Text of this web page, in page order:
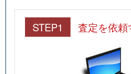
STEP1 査定を依頼